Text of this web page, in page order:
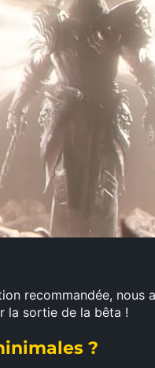
recommandée,
la sortie de la bêta !
?